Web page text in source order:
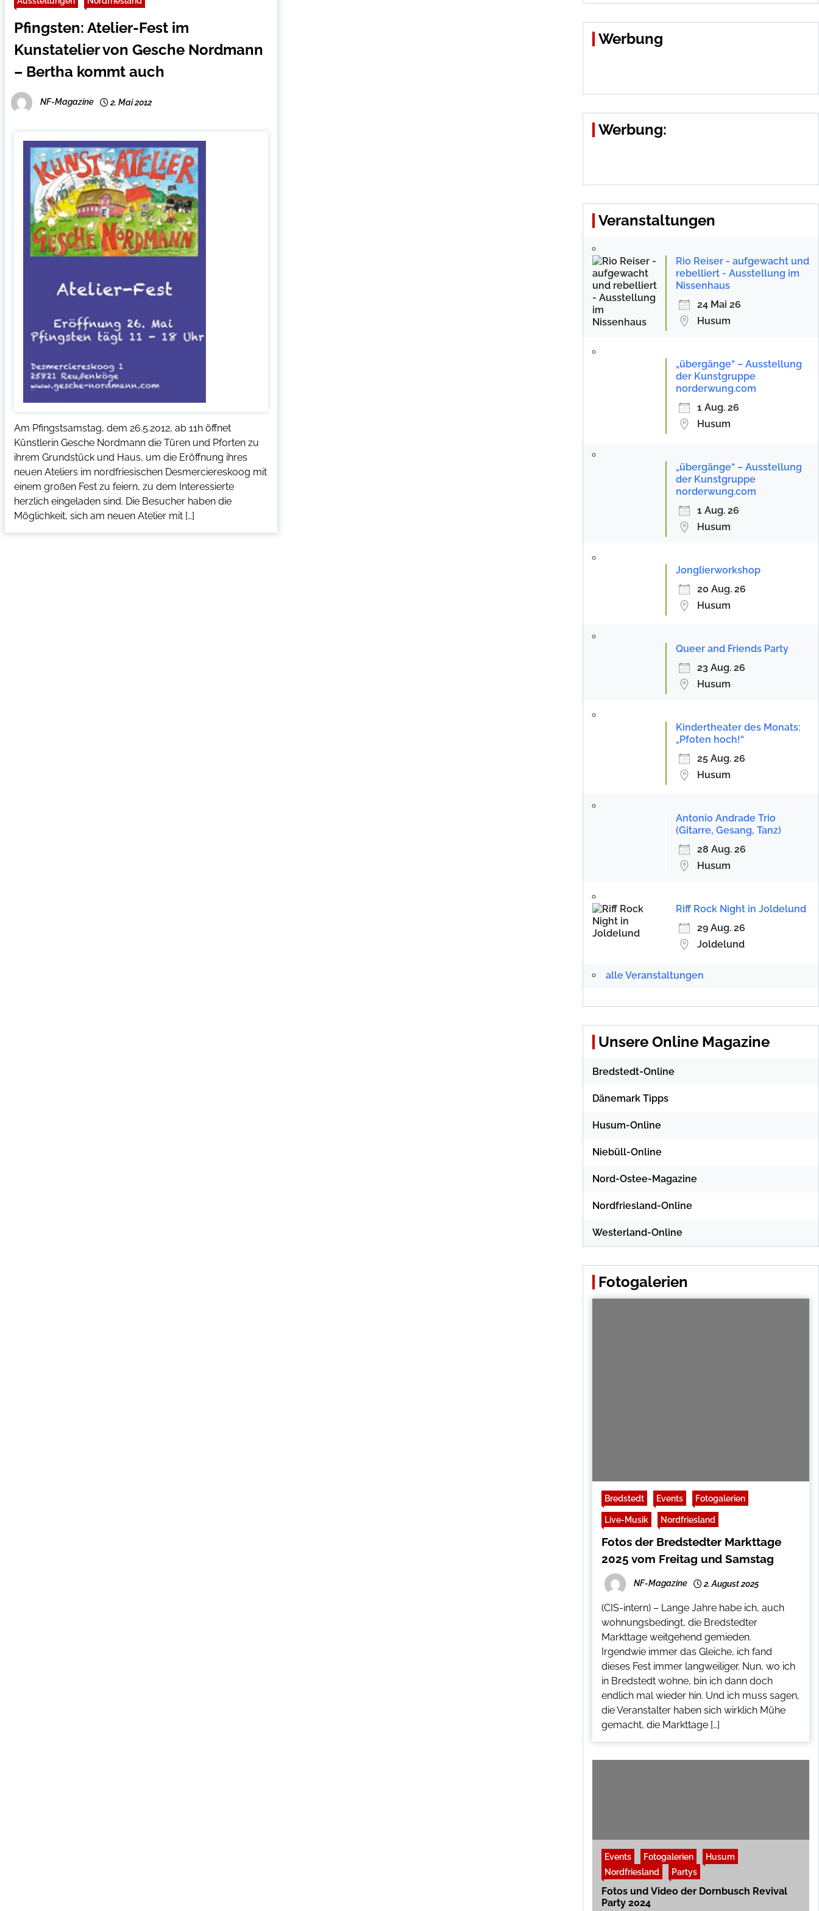
Pfingsten: Atelier-Fest im
Kunstatelier von Gesche Nordmann
– Bertha kommt auch
NF-Magazine 2. Mai 2012
Am Pfingstsamstag, dem 26.5.2012, ab 11h öffnet
Künstlerin Gesche Nordmann die Türen und Pforten zu
ihrem Grundstück und Haus, um die Eröffnung ihres
neuen Ateliers im nordfriesischen Desmerciereskoog mit
einem großen Fest zu feiern, zu dem Interessierte
herzlich eingeladen sind. Die Besucher haben die
Möglichkeit, sich am neuen Atelier mit […]
Werbung
Werbung:
Veranstaltungen
Rio Reiser - aufgewacht und
rebelliert - Ausstellung im
Nissenhaus
24 Mai 26
Husum
„übergänge“ – Ausstellung
der Kunstgruppe
norderwung.com
1 Aug. 26
Husum
„übergänge“ – Ausstellung
der Kunstgruppe
norderwung.com
1 Aug. 26
Husum
Jonglierworkshop
20 Aug. 26
Husum
Queer and Friends Party
23 Aug. 26
Husum
Kindertheater des Monats:
„Pfoten hoch!“
25 Aug. 26
Husum
Antonio Andrade Trio
(Gitarre, Gesang, Tanz)
28 Aug. 26
Husum
Riff Rock Night in Joldelund
29 Aug. 26
Joldelund
alle Veranstaltungen
Unsere Online Magazine
Bredstedt-Online
Dänemark Tipps
Husum-Online
Niebüll-Online
Nord-Ostee-Magazine
Nordfriesland-Online
Westerland-Online
Fotogalerien
Bredstedt Events Fotogalerien
Live-Musik Nordfriesland
Fotos der Bredstedter Markttage
2025 vom Freitag und Samstag
NF-Magazine 2. August 2025
(CIS-intern) – Lange Jahre habe ich, auch
wohnungsbedingt, die Bredstedter
Markttage weitgehend gemieden.
Irgendwie immer das Gleiche, ich fand
dieses Fest immer langweiliger. Nun, wo ich
in Bredstedt wohne, bin ich dann doch
endlich mal wieder hin. Und ich muss sagen,
die Veranstalter haben sich wirklich Mühe
gemacht, die Markttage […]
Events Fotogalerien
Husum
Nordfriesland
Partys
Fotos und Video der Dornbusch Revival
Party 2024